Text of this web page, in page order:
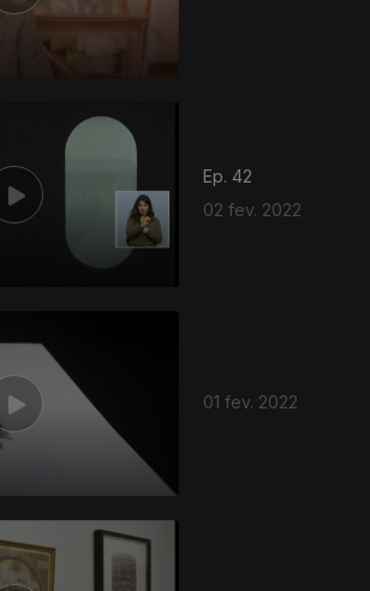
Ep. 42
02 fev. 2022
01 fev. 2022